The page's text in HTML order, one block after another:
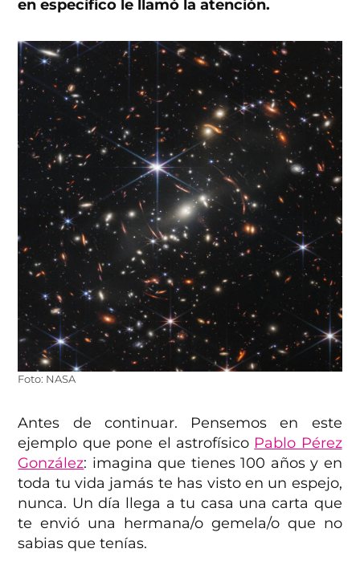
en específico le llamó la atención.
Foto: NASA
Antes de continuar. Pensemos en este
ejemplo que pone el astrofísico Pablo Pérez
González: imagina que tienes 100 años y en
toda tu vida jamás te has visto en un espejo,
nunca. Un día llega a tu casa una carta que
te envió una hermana/o gemela/o que no
sabias que tenías.